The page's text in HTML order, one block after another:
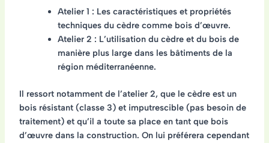
Atelier 1 : Les caractéristiques et propriétés
techniques du cèdre comme bois d’œuvre.
Atelier 2 : L’utilisation du cèdre et du bois de
manière plus large dans les bâtiments de la
région méditerranéenne.
Il ressort notamment de l’atelier 2, que le cèdre est un
bois résistant (classe 3) et imputrescible (pas besoin de
traitement) et qu’il a toute sa place en tant que bois
d’œuvre dans la construction. On lui préférera cependant